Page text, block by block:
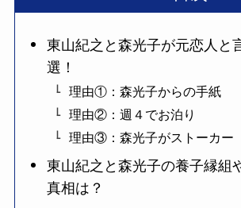
東山紀之と森光子が元恋人と
選！
理由①：森光子からの手紙
理由②：週４でお泊り
理由③：森光子がストーカー
東山紀之と森光子の養子縁組
真相は？